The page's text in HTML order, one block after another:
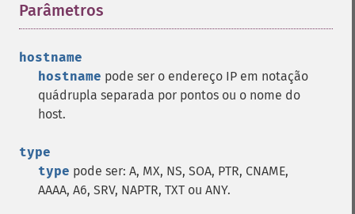
Parâmetros
hostname
hostname pode ser o endereço IP em notação
quádrupla separada por pontos ou o nome do
host.
type
type pode ser: A, MX, NS, SOA, PTR, CNAME,
AAAA, A6, SRV, NAPTR, TXT ou ANY.